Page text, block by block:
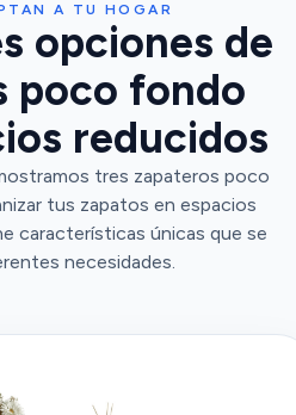
A TU HOGAR
opciones de
poco fondo
reducidos
tres zapateros poco
tus zapatos en espacios
características únicas que se
necesidades.